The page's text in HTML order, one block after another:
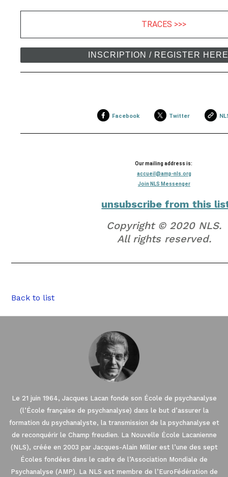
TRACES >>>
INSCRIPTION / REGISTER
Facebook Twitter
Our mailing address is:
accueil@amp-nls.org
Join NLS Messenger
unsubscribe from this
Copyright © 2020 NLS.
All rights reserved.
Back to list
Le 21 juin 1964, Jacques Lacan fonde son École de psychanalyse
(l’École française de psychanalyse) dans le but d’assurer la
formation du psychanalyste, la transmission de la psychanalyse et
de reconquérir le Champ freudien. La Nouvelle École Lacanienne
(NLS), créée en 2003 par Jacques-Alain Miller est l’une des sept
Écoles fondées dans le cadre de l’Association Mondiale de
Psychanalyse (AMP). La NLS est membre de l’EuroFédération de